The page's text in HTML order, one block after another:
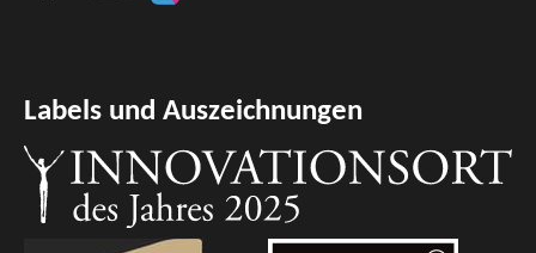
Labels und Auszeichnungen